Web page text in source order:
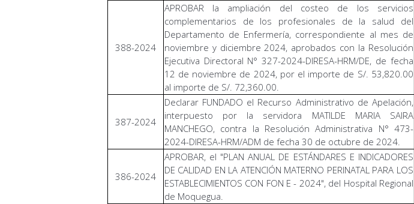
388-2024
APROBAR la ampliación del costeo de los servicios
complementarios de los profesionales de la salud del
Departamento de Enfermería, correspondiente al mes de
noviembre y diciembre 2024, aprobados con la Resolución
Ejecutiva Directoral N° 327-2024-DIRESA-HRM/DE, de fecha
12 de noviembre de 2024, por el importe de S/. 53,820.00
al importe de S/. 72,360.00.
387-2024
Declarar FUNDADO el Recurso Administrativo de Apelación,
interpuesto por la servidora MATILDE MARIA SAIRA
MANCHEGO, contra la Resolución Administrativa N° 473-
2024-DIRESA-HRM/ADM de fecha 30 de octubre de 2024.
386-2024
APROBAR, el "PLAN ANUAL DE ESTÁNDARES E INDICADORES
DE CALIDAD EN LA ATENCIÓN MATERNO PERINATAL PARA LOS
ESTABLECIMIENTOS CON FON E - 2024", del Hospital Regional
de Moquegua.